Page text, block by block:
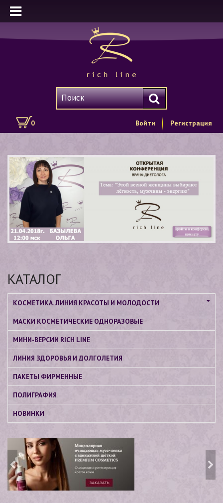
0 Войти Регистрация
КАТАЛОГ
КОСМЕТИКА. ЛИНИЯ КРАСОТЫ И МОЛОДОСТИ
МАСКИ КОСМЕТИЧЕСКИЕ ОДНОРАЗОВЫЕ
МИНИ-ВЕРСИИ RICH LINE
ЛИНИЯ ЗДОРОВЬЯ И ДОЛГОЛЕТИЯ
ПАКЕТЫ ФИРМЕННЫЕ
ПОЛИГРАФИЯ
НОВИНКИ